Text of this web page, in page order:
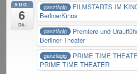
AUG.
6
Do.
ganztägig FILMSTARTS IM
BerlinerKinos
ganztägig Premiere und
Berliner Theater
ganztägig PRIME TIME
PRIME TIME THEATER